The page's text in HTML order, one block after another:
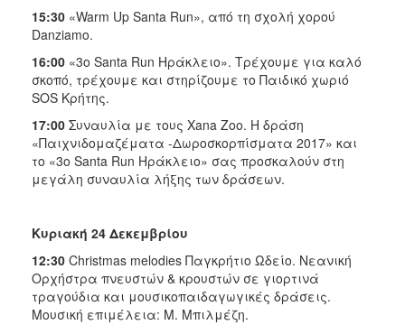
15:30 «Warm Up Santa Run», από τη σχολή χορού
Danziamo.
16:00 «3o Santa Run Ηράκλειο». Τρέχουμε για καλό
σκοπό, τρέχουμε και στηρίζουμε το Παιδικό χωριό
SOS Κρήτης.
17:00 Συναυλία με τους Xana Zoo. Η δράση
«Παιχνιδομαζέματα -Δωροσκορπίσματα 2017» και
το «3ο Santa Run Ηράκλειο» σας προσκαλούν στη
μεγάλη συναυλία λήξης των δράσεων.
Κυριακή 24 Δεκεμβρίου
12:30 Christmas melodies Παγκρήτιο Ωδείο. Νεανική
Ορχήστρα πνευστών & κρουστών σε γιορτινά
τραγούδια και μουσικοπαιδαγωγικές δράσεις.
Μουσική επιμέλεια: Μ. Μπιλμέζη.